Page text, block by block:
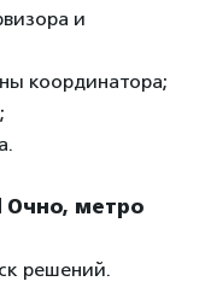
и
координатора;
| Очно, метро
решений.